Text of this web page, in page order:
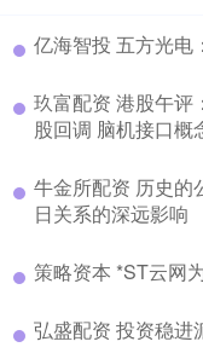
亿海智投 五方光电
玖富配资 港股午评
股回调 脑机接口概
牛金所配资 历史的
日关系的深远影响
策略资本 *ST云网
弘盛配资 投资稳进